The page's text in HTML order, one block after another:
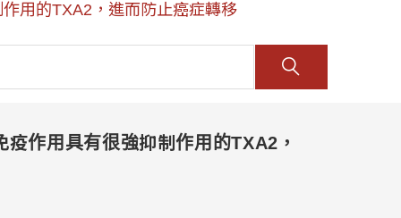
用的TXA2，進而防止癌症轉移
作用具有很強抑制作用的TXA2，